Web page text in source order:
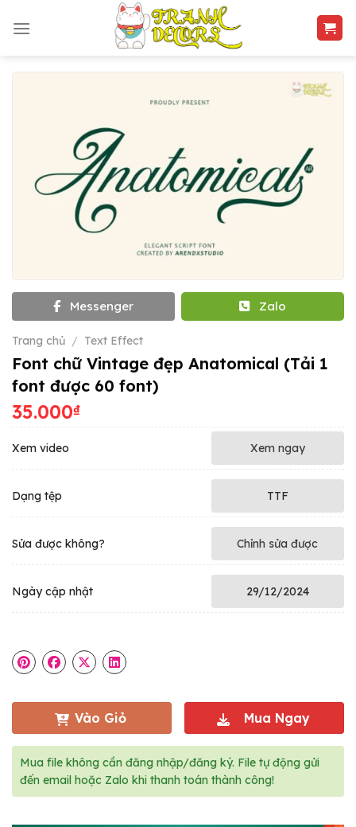
Messenger Zalo
Trang chủ / Text Effect
Font chữ Vintage đẹp Anatomical (Tải 1
font được 60 font)
35.000₫
Xem video Xem ngay
Dạng tệp TTF
Sửa được không? Chỉnh sửa được
Ngày cập nhật 29/12/2024
Vào Giỏ Mua Ngay
Mua file không cần đăng nhập/đăng ký. File tự động gửi
đến email hoặc Zalo khi thanh toán thành công!